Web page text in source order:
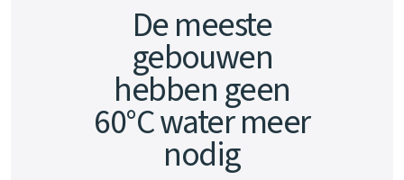
Blog
Over ons
Contact
De meeste
gebouwen
hebben geen
60°C water meer
nodig